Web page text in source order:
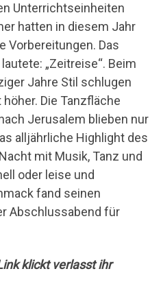
Unterrichtseinheiten
hatten in diesem Jahr
Vorbereitungen. Das
„Zeitreise“. Beim
Jahre Stil schlugen
Die Tanzfläche
Jerusalem blieben nur
alljährliche Highlight des
mit Musik, Tanz und
oder leise und
fand seinen
Abschlussabend für
klickt verlasst ihr